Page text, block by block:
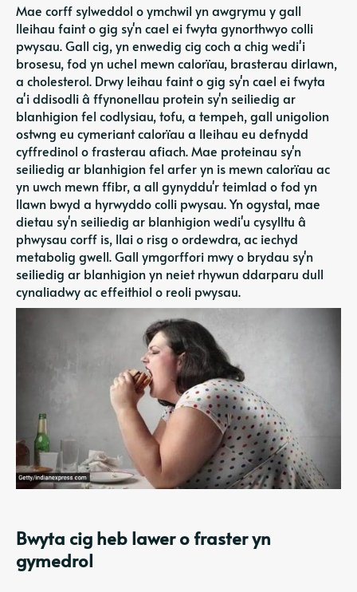
Mae corff sylweddol o ymchwil yn awgrymu y gall
lleihau faint o gig sy'n cael ei fwyta gynorthwyo colli
pwysau. Gall cig, yn enwedig cig coch a chig wedi'i
brosesu, fod yn uchel mewn calorïau, brasterau dirlawn,
a cholesterol. Drwy leihau faint o gig sy'n cael ei fwyta
a'i ddisodli â ffynonellau protein sy'n seiliedig ar
blanhigion fel codlysiau, tofu, a tempeh, gall unigolion
ostwng eu cymeriant calorïau a lleihau eu defnydd
cyffredinol o frasterau afiach. Mae proteinau sy'n
seiliedig ar blanhigion fel arfer yn is mewn calorïau ac
yn uwch mewn ffibr, a all gynyddu'r teimlad o fod yn
llawn bwyd a hyrwyddo colli pwysau. Yn ogystal, mae
dietau sy'n seiliedig ar blanhigion wedi'u cysylltu â
phwysau corff is, llai o risg o ordewdra, ac iechyd
metabolig gwell. Gall ymgorffori mwy o brydau sy'n
seiliedig ar blanhigion yn neiet rhywun ddarparu dull
cynaliadwy ac effeithiol o reoli pwysau.
Bwyta cig heb lawer o fraster yn
gymedrol